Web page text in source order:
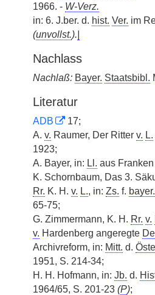
1966. - W-Verz.
in: 6. J.ber. d. hist. Ver. im
(unvollst.).
Nachlass
Nachlaß: Bayer. Staatsbibl.
Literatur
ADB
17;
A. v. Raumer, Der Ritter v. L.
1923;
A. Bayer, in: Ll. aus
K. Schornbaum, Das 3.
Rr. K. H. v. L., in: Zs. f. bayer.
65-75;
G. Zimmermann, K. H. Rr. v.
v. Hardenberg angeregte
Archivreform, in: Mitt. d.
1951, S. 214-34;
H. H. Hofmann, in: Jb. d.
1964/65, S. 201-23 (P);